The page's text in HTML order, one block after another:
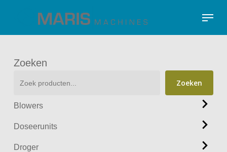
main
Menu
Zoeken
Zoeken
Blowers
Doseerunits
Droger
Close